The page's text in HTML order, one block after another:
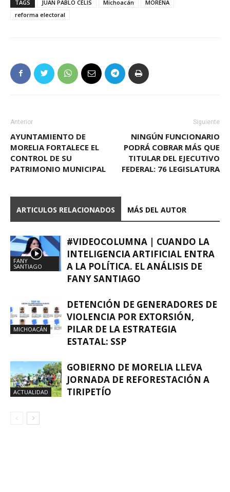
TAGS JUAN PABLO CELIS Michoacán
MORENA
reforma electoral
Anterior
AYUNTAMIENTO DE
MORELIA FORTALECE EL
CONTROL DE SU
PATRIMONIO MUNICIPAL
Siguiente
NINGÚN FUNCIONARIO
PODRÁ COBRAR MÁS QUE
TITULAR DEL EJECUTIVO
FEDERAL: 76 LEGISLATURA
ARTICULOS RELACIONADOS MÁS DEL AUTOR
FANY
SANTIAGO
#VIDEOCOLUMNA | CUANDO LA
INTELIGENCIA ARTIFICIAL ENTRA
A LA POLÍTICA. EL ANÁLISIS DE
FANY SANTIAGO
MICHOACÁN
DETENCIÓN DE GENERADORES DE
VIOLENCIA POR EXTORSIÓN,
PILAR DE LA ESTRATEGIA
ESTATAL: SSP
ACTUALIDAD
GOBIERNO DE MORELIA LLEVA
JORNADA DE REFORESTACIÓN A
TIRIPETÍO